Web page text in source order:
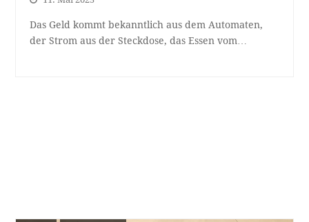
Das Geld kommt bekanntlich aus dem Automaten,
der Strom aus der Steckdose, das Essen vom…